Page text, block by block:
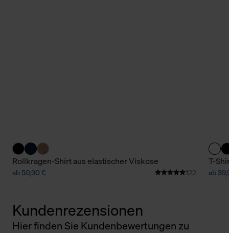
Rollkragen-Shirt aus elastischer Viskose
ab 50,90 € 122
T-
ab
Kundenrezensionen
Hier finden Sie Kundenbewertungen zu